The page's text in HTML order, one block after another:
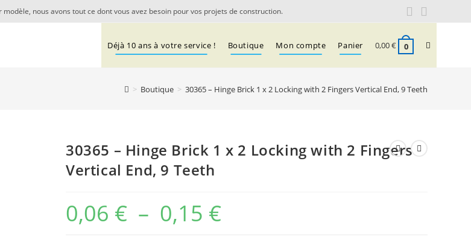
nous avons tout ce dont vous avez besoin pour vos projets de construction.
Déjà 10 ans à votre service ! Boutique Mon compte Panier 0,00€ 0 Toggle
website
> Boutique > 30365 – Hinge Brick 1 x 2 Locking with 2 Fingers Vertical End, 9 Teeth
30365 – Hinge Brick 1 x 2 Locking with 2 Fingers
Vertical End, 9 Teeth
0,06 € – 0,15 €